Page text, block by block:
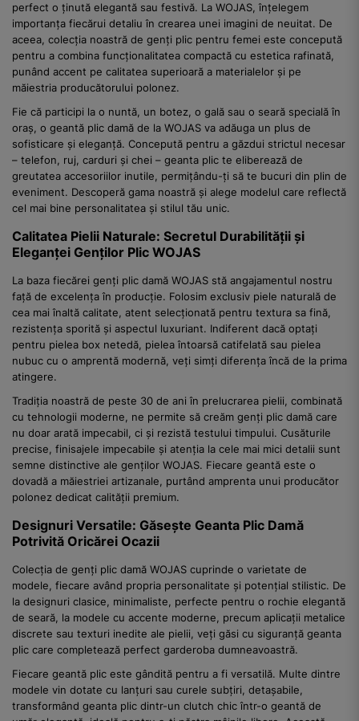
perfect o ținută elegantă sau festivă. La WOJAS, înțelegem
importanța fiecărui detaliu în crearea unei imagini de neuitat. De
aceea, colecția noastră de genți plic pentru femei este concepută
pentru a combina funcționalitatea compactă cu estetica rafinată,
punând accent pe calitatea superioară a materialelor și pe
măiestria producătorului polonez.
Fie că participi la o nuntă, un botez, o gală sau o seară specială în
oraș, o geantă plic damă de la WOJAS va adăuga un plus de
sofisticare și eleganță. Concepută pentru a găzdui strictul necesar
– telefon, ruj, carduri și chei – geanta plic te eliberează de
greutatea accesoriilor inutile, permițându-ți să te bucuri din plin de
eveniment. Descoperă gama noastră și alege modelul care reflectă
cel mai bine personalitatea și stilul tău unic.
Calitatea Pielii Naturale: Secretul Durabilității și
Eleganței Genților Plic WOJAS
La baza fiecărei genți plic damă WOJAS stă angajamentul nostru
față de excelența în producție. Folosim exclusiv piele naturală de
cea mai înaltă calitate, atent selecționată pentru textura sa fină,
rezistența sporită și aspectul luxuriant. Indiferent dacă optați
pentru pielea box netedă, pielea întoarsă catifelată sau pielea
nubuc cu o amprentă modernă, veți simți diferența încă de la prima
atingere.
Tradiția noastră de peste 30 de ani în prelucrarea pielii, combinată
cu tehnologii moderne, ne permite să creăm genți plic damă care
nu doar arată impecabil, ci și rezistă testului timpului. Cusăturile
precise, finisajele impecabile și atenția la cele mai mici detalii sunt
semne distinctive ale genților WOJAS. Fiecare geantă este o
dovadă a măiestriei artizanale, purtând amprenta unui producător
polonez dedicat calității premium.
Designuri Versatile: Găsește Geanta Plic Damă
Potrivită Oricărei Ocazii
Colecția de genți plic damă WOJAS cuprinde o varietate de
modele, fiecare având propria personalitate și potențial stilistic. De
la designuri clasice, minimaliste, perfecte pentru o rochie elegantă
de seară, la modele cu accente moderne, precum aplicații metalice
discrete sau texturi inedite ale pielii, veți găsi cu siguranță geanta
plic care completează perfect garderoba dumneavoastră.
Fiecare geantă plic este gândită pentru a fi versatilă. Multe dintre
modele vin dotate cu lanțuri sau curele subțiri, detașabile,
transformând geanta plic dintr-un clutch chic într-o geantă de